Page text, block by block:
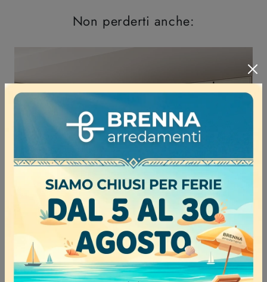
Non perderti anche:
Iconica 04